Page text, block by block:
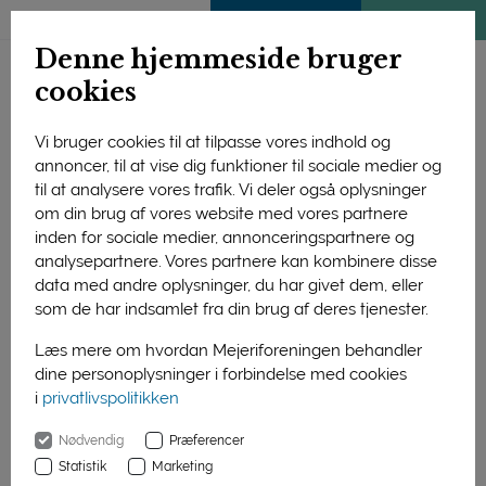
Denne hjemmeside bruger
cookies
Vi bruger cookies til at tilpasse vores indhold og
annoncer, til at vise dig funktioner til sociale medier og
til at analysere vores trafik. Vi deler også oplysninger
om din brug af vores website med vores partnere
inden for sociale medier, annonceringspartnere og
analysepartnere. Vores partnere kan kombinere disse
data med andre oplysninger, du har givet dem, eller
som de har indsamlet fra din brug af deres tjenester.
Læs mere om hvordan Mejeriforeningen behandler
dine personoplysninger i forbindelse med cookies
i privatlivspolitikken
Nødvendig
Præferencer
Statistik
Marketing
Forside Forskning og uddannelse
Forskning
Afsluttede projekter
Teknologi
2007
Elektronisk næse til hurtig detektion af mikrobiel kvalitet af
Elektronisk næse til
hurtig detektion af
mikrobiel kvalitet af
ost
Projektets formål var at udvikle og